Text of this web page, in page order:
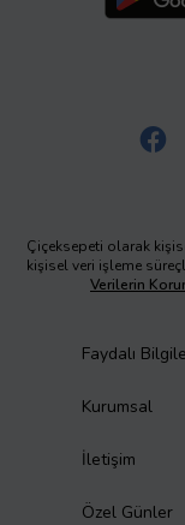
Çiçeksepeti olarak
kişisel veri işleme
Verilerin
Faydalı
Kurumsal
İletişim
Özel Günler